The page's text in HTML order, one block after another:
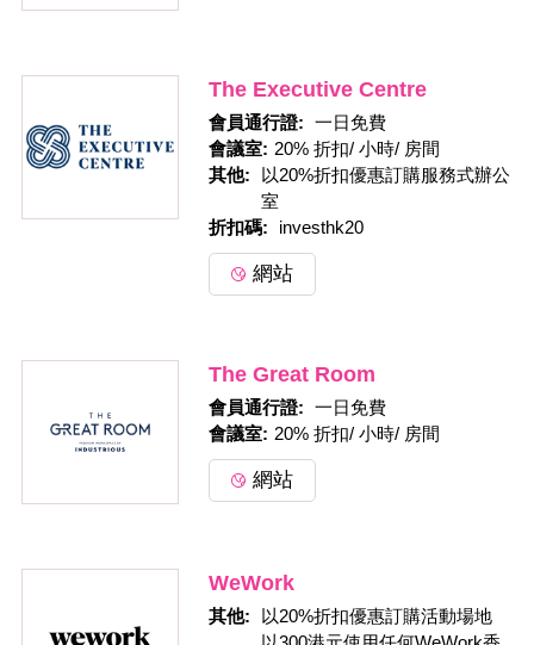
The Executive Centre
會員通行證: 一日免費
會議室: 20% 折扣/ 小時/ 房間
其他:
以20%折扣優惠訂購服務式辦公
室
折扣碼:
investhk20
網站
The Great Room
會員通行證: 一日免費
會議室: 20% 折扣/ 小時/ 房間
網站
WeWork
其他:
以20%折扣優惠訂購活動場地